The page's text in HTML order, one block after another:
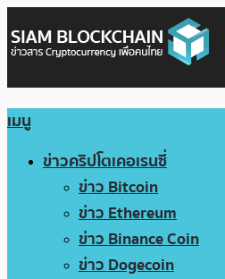
เมนู
ข่าวคริปโตเคอเรนซี่
ข่าว Bitcoin
ข่าว Ethereum
ข่าว Binance Coin
ข่าว Dogecoin